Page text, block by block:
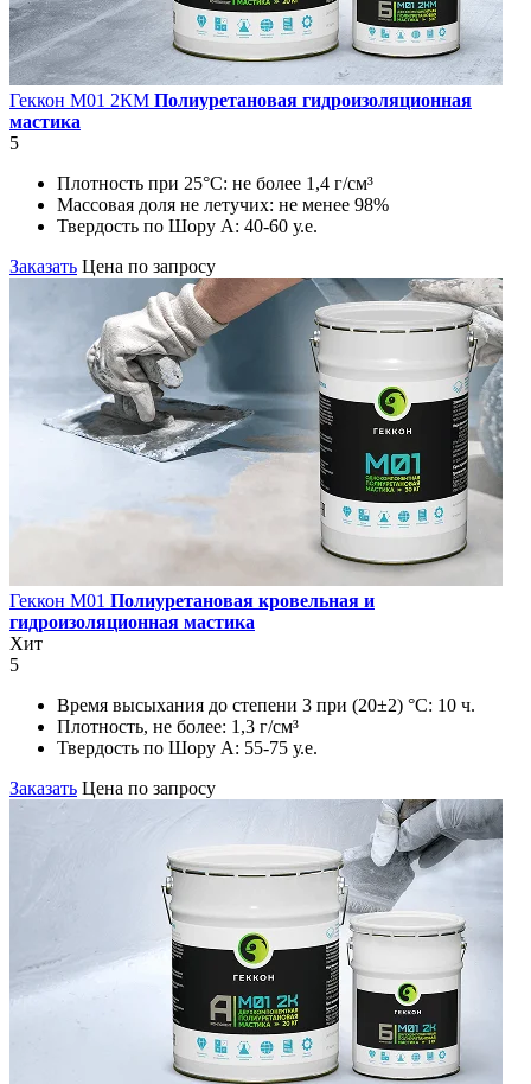
Геккон М01 2КМ Полиуретановая гидроизоляционная
мастика
5
Плотность при 25°С: не более 1,4 г/см³
Массовая доля не летучих: не менее 98%
Твердость по Шору А: 40-60 у.е.
Заказать Цена по запросу
Геккон М01 Полиуретановая кровельная и
гидроизоляционная мастика
Хит
5
Время высыхания до степени 3 при (20±2) °С: 10 ч.
Плотность, не более: 1,3 г/см³
Твердость по Шору А: 55-75 у.е.
Заказать Цена по запросу